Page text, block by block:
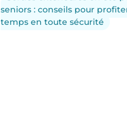
seniors : conseils pour
temps en toute sécurité